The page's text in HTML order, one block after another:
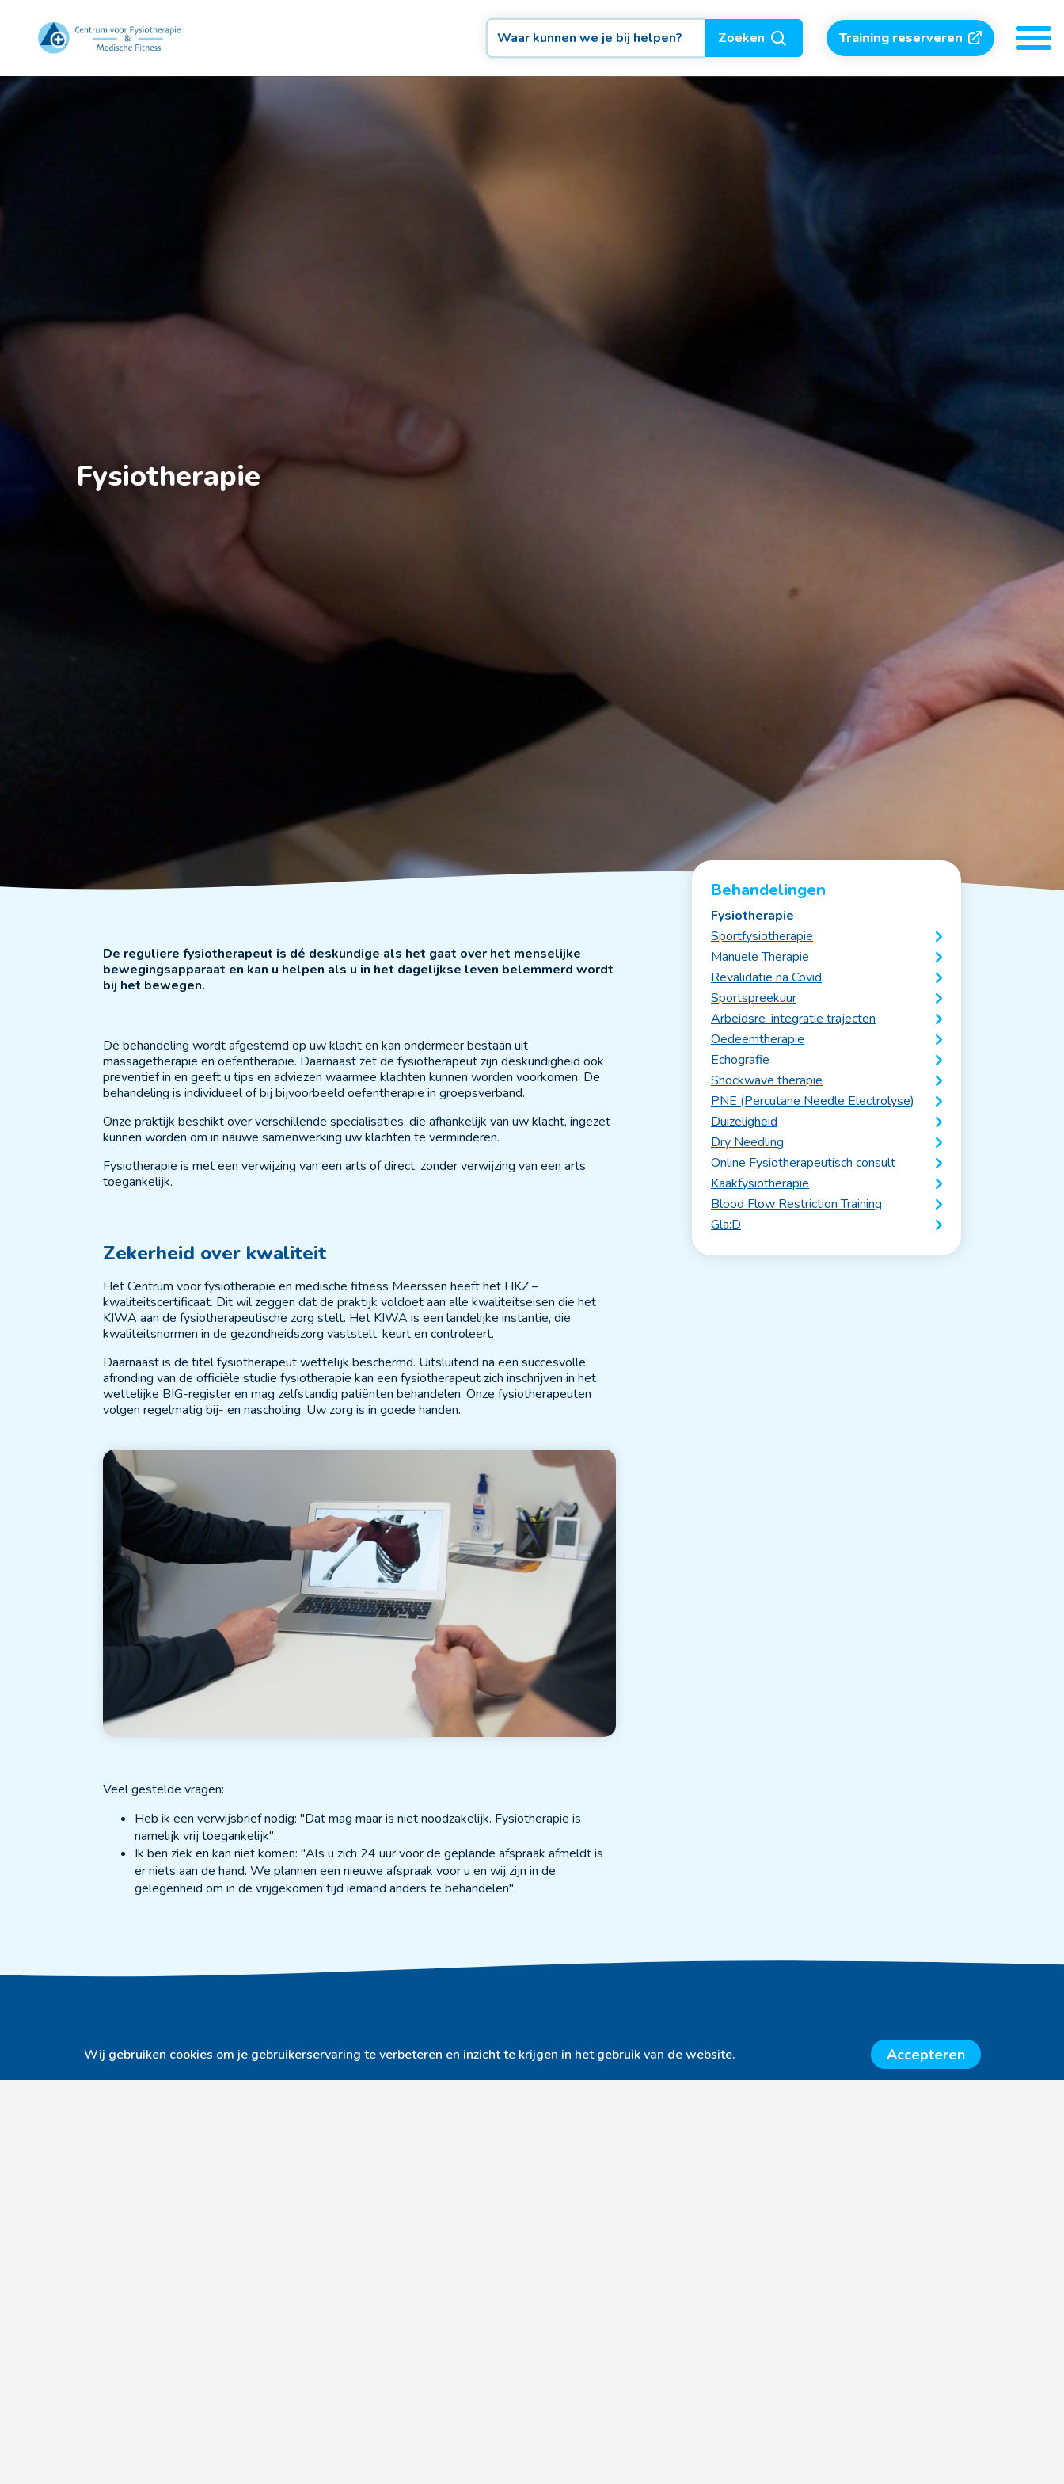
Zoeken Training reserveren
Fysiotherapie
De reguliere fysiotherapeut is dé deskundige als het gaat over het menselijke
bewegingsapparaat en kan u helpen als u in het dagelijkse leven belemmerd wordt
bij het bewegen.
De behandeling wordt afgestemd op uw klacht en kan ondermeer bestaan uit
massagetherapie en oefentherapie. Daarnaast zet de fysiotherapeut zijn deskundigheid ook
preventief in en geeft u tips en adviezen waarmee klachten kunnen worden voorkomen. De
behandeling is individueel of bij bijvoorbeeld oefentherapie in groepsverband.
Onze praktijk beschikt over verschillende specialisaties, die afhankelijk van uw klacht, ingezet
kunnen worden om in nauwe samenwerking uw klachten te verminderen.
Fysiotherapie is met een verwijzing van een arts of direct, zonder verwijzing van een arts
toegankelijk.
Zekerheid over kwaliteit
Het Centrum voor fysiotherapie en medische fitness Meerssen heeft het HKZ –
kwaliteitscertificaat. Dit wil zeggen dat de praktijk voldoet aan alle kwaliteitseisen die het
KIWA aan de fysiotherapeutische zorg stelt. Het KIWA is een landelijke instantie, die
kwaliteitsnormen in de gezondheidszorg vaststelt, keurt en controleert.
Daarnaast is de titel fysiotherapeut wettelijk beschermd. Uitsluitend na een succesvolle
afronding van de officiële studie fysiotherapie kan een fysiotherapeut zich inschrijven in het
wettelijke BIG-register en mag zelfstandig patiënten behandelen. Onze fysiotherapeuten
volgen regelmatig bij- en nascholing. Uw zorg is in goede handen.
Veel gestelde vragen:
Heb ik een verwijsbrief nodig: "Dat mag maar is niet noodzakelijk. Fysiotherapie is
namelijk vrij toegankelijk".
Ik ben ziek en kan niet komen: "Als u zich 24 uur voor de geplande afspraak afmeldt is
er niets aan de hand. We plannen een nieuwe afspraak voor u en wij zijn in de
gelegenheid om in de vrijgekomen tijd iemand anders te behandelen".
Behandelingen
Fysiotherapie
Sportfysiotherapie
Manuele Therapie
Revalidatie na Covid
Sportspreekuur
Arbeidsre-integratie trajecten
Oedeemtherapie
Echografie
Shockwave therapie
PNE (Percutane Needle Electrolyse)
Duizeligheid
Dry Needling
Online Fysiotherapeutisch consult
Kaakfysiotherapie
Blood Flow Restriction Training
Gla:D
Praktijk Meerssen
Praktijk Bunde
Praktijk Hulsberg
KvK:14115550
IBAN:NL74 ABNA 0577 4268 42
Wij gebruiken cookies om je gebruikerservaring te verbeteren en inzicht te krijgen in het gebruik van de website. Accepteren